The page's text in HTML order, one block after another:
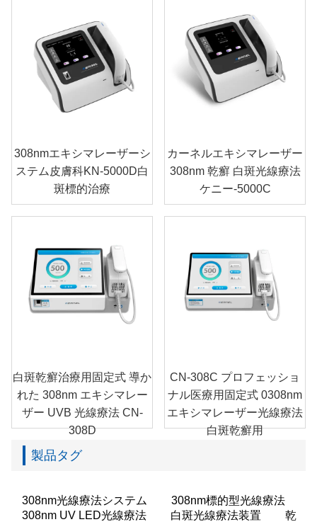
308nmエキシマレーザーシ
ステム皮膚科KN-5000D白
斑標的治療
カーネルエキシマレーザー
308nm 乾癬 白斑光線療法
ケニー-5000C
白斑乾癬治療用固定式 導か
れた 308nm エキシマレー
ザー UVB 光線療法 CN-
308D
CN-308C プロフェッショ
ナル医療用固定式 0308nm
エキシマレーザー光線療法
白斑乾癬用
製品タグ
308nm光線療法システム
308nm標的型光線療法
308nm UV LED光線療法
白斑光線療法装置
乾